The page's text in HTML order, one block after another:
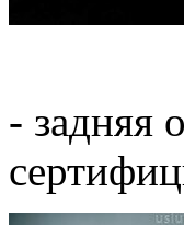
- задняя